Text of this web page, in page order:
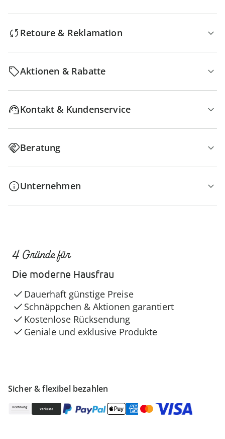
Retoure & Reklamation
Aktionen & Rabatte
Kontakt & Kundenservice
Beratung
Unternehmen
Sicher & flexibel bezahlen
4 Gründe für
Die moderne Hausfrau
Dauerhaft günstige Preise
Schnäppchen & Aktionen garantiert
Kostenlose Rücksendung
Geniale und exklusive Produkte